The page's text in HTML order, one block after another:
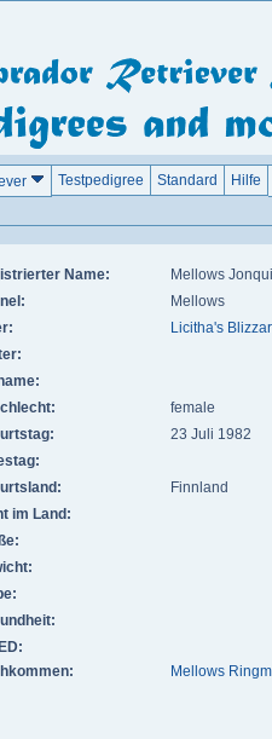
Testpedigree Standard Hilfe
Name:
Mellows
Mellows
Licitha's
female
23 Juli 1982
Finnland
im Land:
Mellows